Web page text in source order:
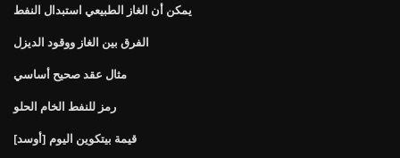
يمكن أن الغاز الطبيعي استبدال النفط
الفرق بين الغاز ووقود الديزل
مثال عقد صحيح أساسي
رمز للنفط الخام الحلو
قيمة بيتكوين اليوم [أوسد]